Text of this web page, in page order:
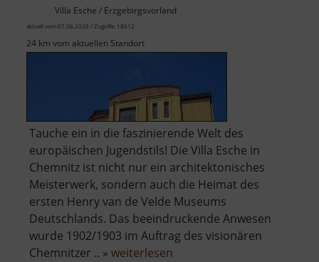
Villa Esche / Erzgebirgsvorland
aktuell vom 07.06.2026 / Zugriffe: 18612
24 km vom aktuellen Standort
Tauche ein in die faszinierende Welt des
europäischen Jugendstils! Die Villa Esche in
Chemnitz ist nicht nur ein architektonisches
Meisterwerk, sondern auch die Heimat des
ersten Henry van de Velde Museums
Deutschlands. Das beeindruckende Anwesen
wurde 1902/1903 im Auftrag des visionären
Chemnitzer .. » weiterlesen